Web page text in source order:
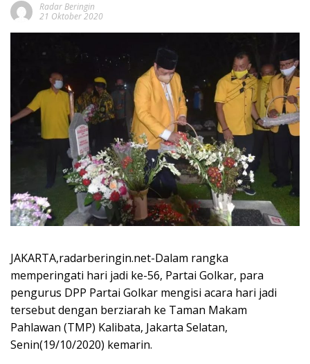
Radar Beringin
21 Oktober 2020
JAKARTA,radarberingin.net-Dalam rangka
memperingati hari jadi ke-56, Partai Golkar, para
pengurus DPP Partai Golkar mengisi acara hari jadi
tersebut dengan berziarah ke Taman Makam
Pahlawan (TMP) Kalibata, Jakarta Selatan,
Senin(19/10/2020) kemarin.